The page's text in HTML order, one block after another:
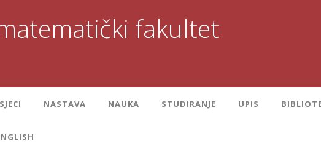
fakultet
NASTAVA NAUKA STUDIRANJE UPIS